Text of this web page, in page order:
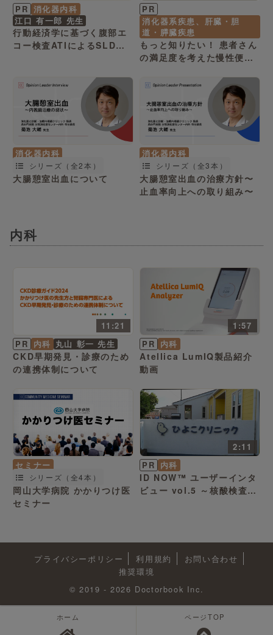
PR 消化器内科
江口 有一郎 先生
行動経済学に基づく腹部エ
コー検査ATIによるSLD患
PR
消化器系疾患、肝臓・胆
道・膵臓疾患
もっと知りたい！ 患者さん
の満足度を考えた慢性便秘
消化器内科
シリーズ（全2本）
大腸憩室出血について
消化器内科
シリーズ（全3本）
大腸憩室出血の治療方針〜
止血率向上への取り組み〜
内科
11:21
PR 内科 丸山 彰一 先生
CKD早期発見・診療のため
の連携体制について
1:57
PR 内科
Atellica LumIQ製品紹介
動画
セミナー
シリーズ（全4本）
岡山大学病院 かかりつけ医
セミナー
2:11
PR 内科
ID NOW™ ユーザーインタ
ビュー vol.5 ～核酸検査の
プライバシーポリシー 利用規約
お問い合わせ
推奨環境
© 2019 - 2026 Doctorbook Inc.
ホーム ページTOP